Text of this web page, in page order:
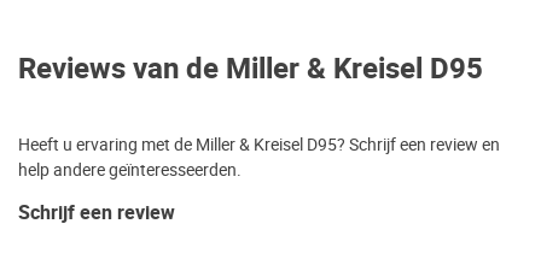
Reviews van de Miller & Kreisel D95
Heeft u ervaring met de Miller & Kreisel D95? Schrijf een review en
help andere geïnteresseerden.
Schrijf een review